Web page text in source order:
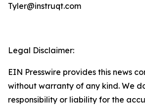
Tyler@instruqt.com
Legal Disclaimer:
EIN Presswire provides this news
without warranty of any kind. We
responsibility or liability for the